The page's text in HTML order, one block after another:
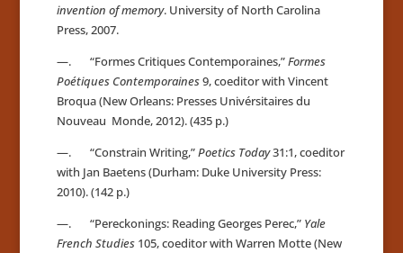
invention of memory. University of North Carolina
Press, 2007.
—. “Formes Critiques Contemporaines,”Formes
Poétiques Contemporaines9, coeditor with Vincent
Broqua (New Orleans: Presses Univérsitaires du
Nouveau Monde, 2012). (435 p.)
—. “Constrain Writing,”Poetics Today31:1, coeditor
with Jan Baetens (Durham: Duke University Press:
2010). (142 p.)
—. “Pereckonings: Reading Georges Perec,” Yale
French Studies105, coeditor with Warren Motte (New